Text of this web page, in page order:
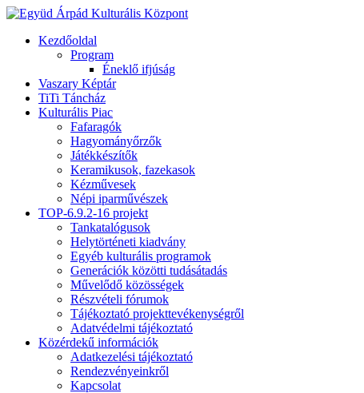
Kezdőoldal
Program
Éneklő ifjúság
Vaszary Képtár
TiTi Táncház
Kulturális Piac
Fafaragók
Hagyományőrzők
Játékkészítők
Keramikusok, fazekasok
Kézművesek
Népi iparművészek
TOP-6.9.2-16 projekt
Tankatalógusok
Helytörténeti kiadvány
Egyéb kulturális programok
Generációk közötti tudásátadás
Művelődő közösségek
Részvételi fórumok
Tájékoztató projekttevékenységről
Adatvédelmi tájékoztató
Közérdekű információk
Adatkezelési tájékoztató
Rendezvényeinkről
Kapcsolat